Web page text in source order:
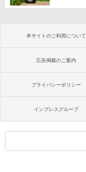
本サイトのご利用について
広告掲載のご案内
プライバシーポリシー
インプレスグループ